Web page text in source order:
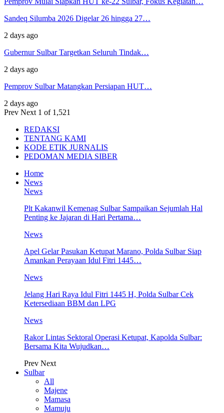
Sandeq Silumba 2026 Digelar 26 hingga 27…
2 days ago
Gubernur Sulbar Targetkan Seluruh Tindak…
2 days ago
Pemprov Sulbar Matangkan Persiapan HUT…
2 days ago
Prev Next 1 of 1,521
REDAKSI
TENTANG KAMI
KODE ETIK JURNALIS
PEDOMAN MEDIA SIBER
Home
News
News
Plt Kakanwil Kemenag Sulbar Sampaikan Sejumlah Hal
Penting ke Jajaran di Hari Pertama…
News
Apel Gelar Pasukan Ketupat Marano, Polda Sulbar Siap
Amankan Perayaan Idul Fitri 1445…
News
Jelang Hari Raya Idul Fitri 1445 H, Polda Sulbar Cek
Ketersediaan BBM dan LPG
News
Rakor Lintas Sektoral Operasi Ketupat, Kapolda Sulbar:
Bersama Kita Wujudkan…
Prev Next
Sulbar
All
Majene
Mamasa
Mamuju